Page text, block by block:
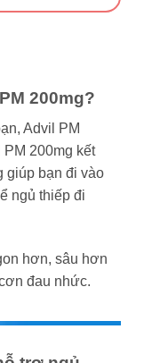
200mg?
Advil PM
200mg kết
giúp bạn đi vào
ngủ thiếp đi
hơn, sâu hơn
đau nhức.